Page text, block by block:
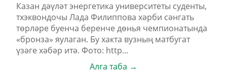
Казан дәүләт энергетика университеты суденты,
тхэквондочы Лада Филиппова хәрби сәнгать
төрләре буенча беренче дөнья чемпионатында
«бронза» яулаган. Бу хакта вузның матбугат
үзәге хәбәр итә. Фото: http...
Алга таба →